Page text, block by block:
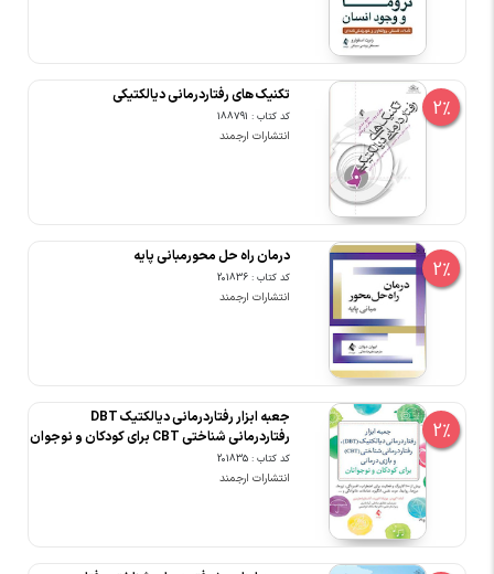
2%
تکنیک های رفتاردرمانی دیالکتیکی
کد کتاب : 188791
انتشارات ارجمند
2%
درمان راه حل محورمبانی پایه
کد کتاب : 201836
انتشارات ارجمند
2%
جعبه ابزار رفتاردرمانی دیالکتیک DBT
رفتاردرمانی شناختی CBT برای کودکان و نوجوان
کد کتاب : 201835
انتشارات ارجمند